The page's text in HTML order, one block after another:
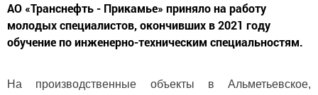
АО «Транснефть - Прикамье» приняло на работу
молодых специалистов, окончивших в 2021 году
обучение по инженерно-техническим специальностям.
На производственные объекты в Альметьевское,